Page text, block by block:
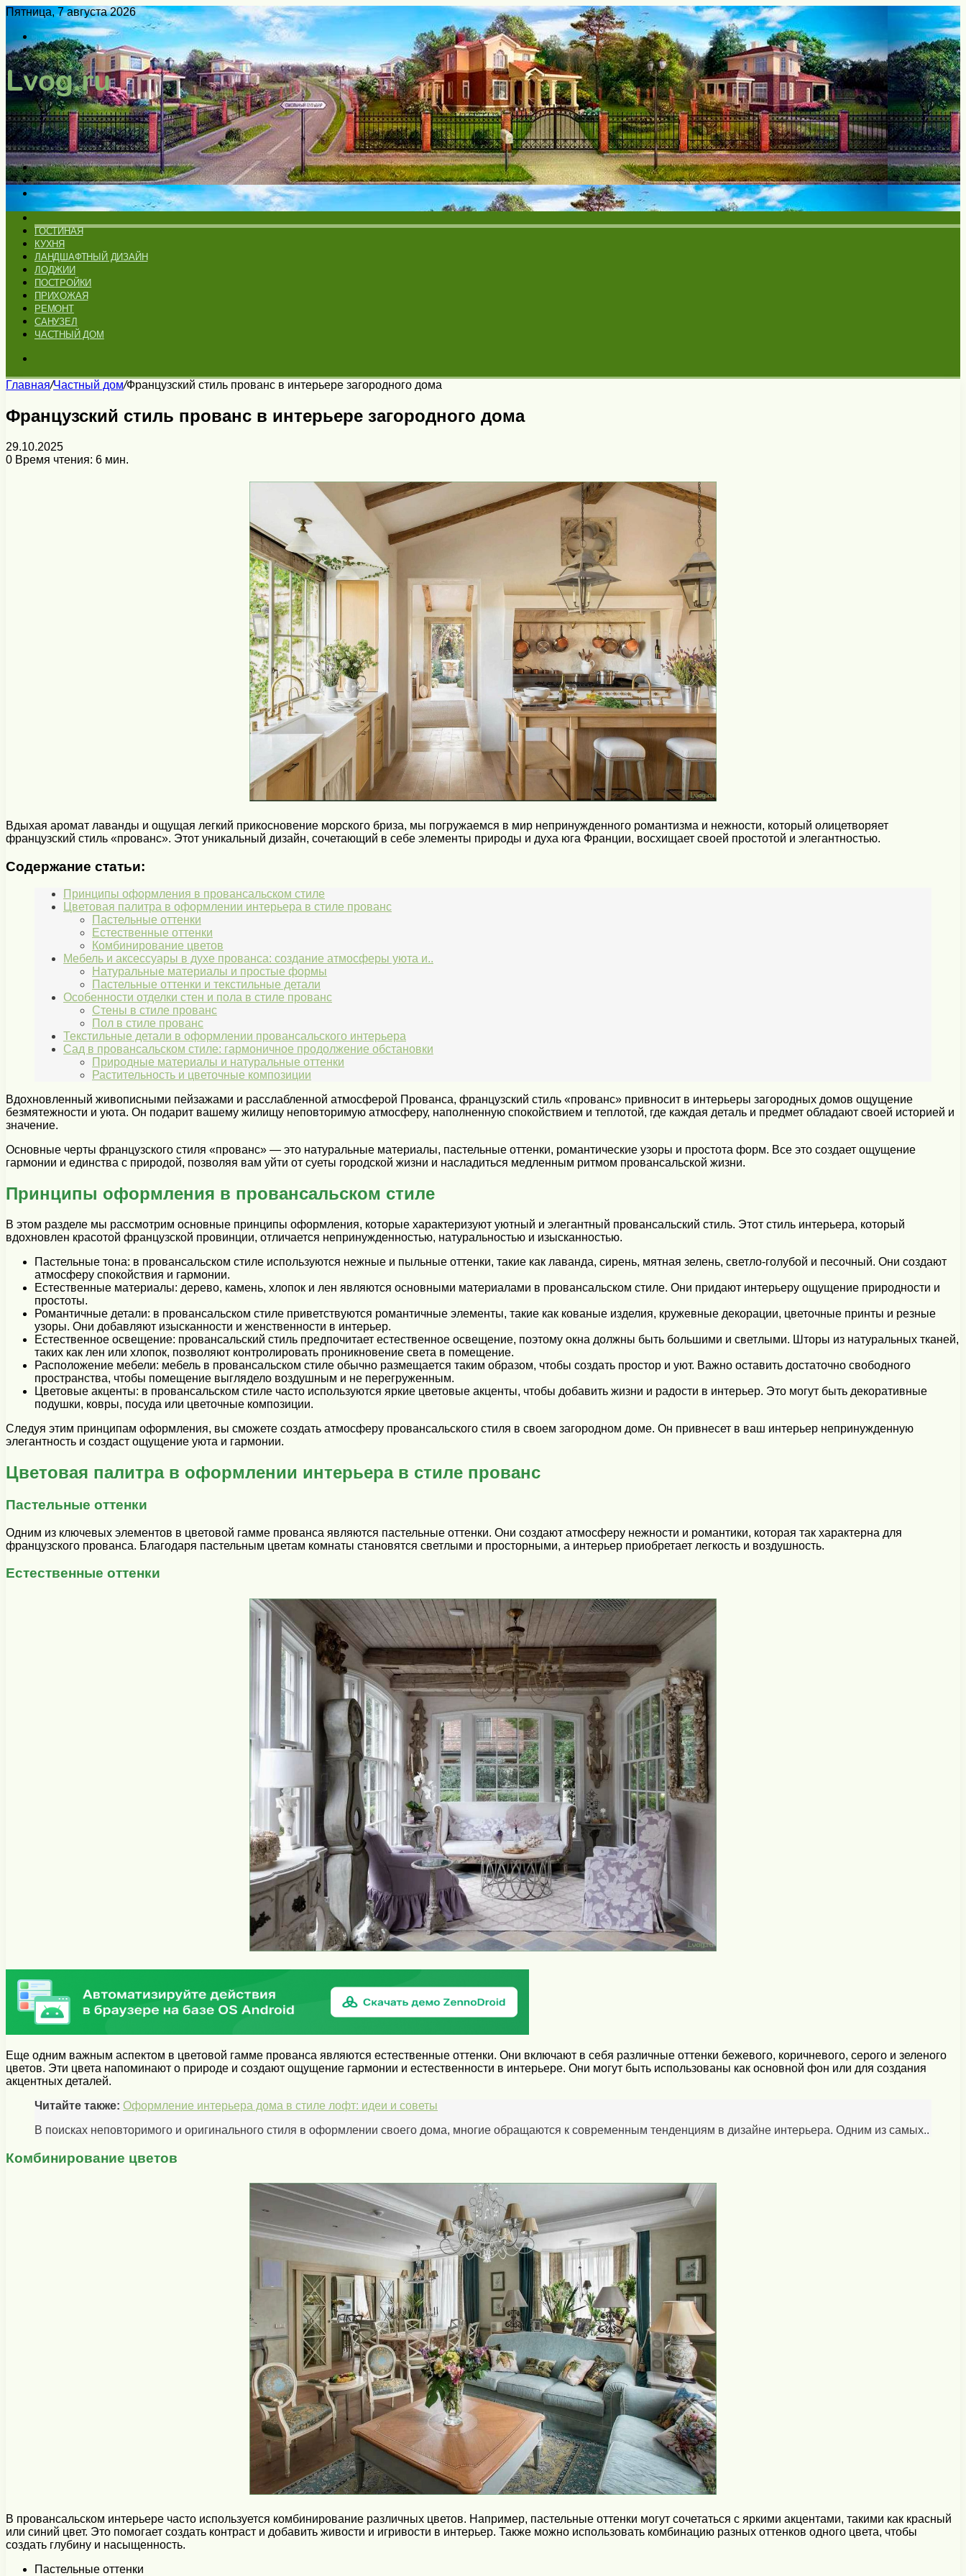
Пятница, 7 августа 2026
Войти
Switch
skin
Меню
Искать
Switch
skin
ГОСТИНАЯ
КУХНЯ
ЛАНДШАФТНЫЙ ДИЗАЙН
ЛОДЖИИ
ПОСТРОЙКИ
ПРИХОЖАЯ
РЕМОНТ
САНУЗЕЛ
ЧАСТНЫЙ ДОМ
Главная/Частный дом/Французский стиль прованс в интерьере загородного дома
Французский стиль прованс в интерьере загородного дома
29.10.2025
0 Время чтения: 6 мин.
Вдыхая аромат лаванды и ощущая легкий прикосновение морского бриза, мы погружаемся в мир непринужденного романтизма и нежности, который олицетворяет
французский стиль «прованс». Этот уникальный дизайн, сочетающий в себе элементы природы и духа юга Франции, восхищает своей простотой и элегантностью.
Содержание статьи:
Принципы оформления в провансальском стиле
Цветовая палитра в оформлении интерьера в стиле прованс
Пастельные оттенки
Естественные оттенки
Комбинирование цветов
Мебель и аксессуары в духе прованса: создание атмосферы уюта и..
Натуральные материалы и простые формы
Пастельные оттенки и текстильные детали
Особенности отделки стен и пола в стиле прованс
Стены в стиле прованс
Пол в стиле прованс
Текстильные детали в оформлении провансальского интерьера
Сад в провансальском стиле: гармоничное продолжение обстановки
Природные материалы и натуральные оттенки
Растительность и цветочные композиции
Вдохновленный живописными пейзажами и расслабленной атмосферой Прованса, французский стиль «прованс» привносит в интерьеры загородных домов ощущение
безмятежности и уюта. Он подарит вашему жилищу неповторимую атмосферу, наполненную спокойствием и теплотой, где каждая деталь и предмет обладают своей историей и
значение.
Основные черты французского стиля «прованс» — это натуральные материалы, пастельные оттенки, романтические узоры и простота форм. Все это создает ощущение
гармонии и единства с природой, позволяя вам уйти от суеты городской жизни и насладиться медленным ритмом провансальской жизни.
Принципы оформления в провансальском стиле
В этом разделе мы рассмотрим основные принципы оформления, которые характеризуют уютный и элегантный провансальский стиль. Этот стиль интерьера, который
вдохновлен красотой французской провинции, отличается непринужденностью, натуральностью и изысканностью.
Пастельные тона: в провансальском стиле используются нежные и пыльные оттенки, такие как лаванда, сирень, мятная зелень, светло-голубой и песочный. Они создают
атмосферу спокойствия и гармонии.
Естественные материалы: дерево, камень, хлопок и лен являются основными материалами в провансальском стиле. Они придают интерьеру ощущение природности и
простоты.
Романтичные детали: в провансальском стиле приветствуются романтичные элементы, такие как кованые изделия, кружевные декорации, цветочные принты и резные
узоры. Они добавляют изысканности и женственности в интерьер.
Естественное освещение: провансальский стиль предпочитает естественное освещение, поэтому окна должны быть большими и светлыми. Шторы из натуральных тканей,
таких как лен или хлопок, позволяют контролировать проникновение света в помещение.
Расположение мебели: мебель в провансальском стиле обычно размещается таким образом, чтобы создать простор и уют. Важно оставить достаточно свободного
пространства, чтобы помещение выглядело воздушным и не перегруженным.
Цветовые акценты: в провансальском стиле часто используются яркие цветовые акценты, чтобы добавить жизни и радости в интерьер. Это могут быть декоративные
подушки, ковры, посуда или цветочные композиции.
Следуя этим принципам оформления, вы сможете создать атмосферу провансальского стиля в своем загородном доме. Он привнесет в ваш интерьер непринужденную
элегантность и создаст ощущение уюта и гармонии.
Цветовая палитра в оформлении интерьера в стиле прованс
Пастельные оттенки
Одним из ключевых элементов в цветовой гамме прованса являются пастельные оттенки. Они создают атмосферу нежности и романтики, которая так характерна для
французского прованса. Благодаря пастельным цветам комнаты становятся светлыми и просторными, а интерьер приобретает легкость и воздушность.
Естественные оттенки
Еще одним важным аспектом в цветовой гамме прованса являются естественные оттенки. Они включают в себя различные оттенки бежевого, коричневого, серого и зеленого
цветов. Эти цвета напоминают о природе и создают ощущение гармонии и естественности в интерьере. Они могут быть использованы как основной фон или для создания
акцентных деталей.
Читайте также: Оформление интерьера дома в стиле лофт: идеи и советы
В поисках неповторимого и оригинального стиля в оформлении своего дома, многие обращаются к современным тенденциям в дизайне интерьера. Одним из самых..
Комбинирование цветов
В провансальском интерьере часто используется комбинирование различных цветов. Например, пастельные оттенки могут сочетаться с яркими акцентами, такими как красный
или синий цвет. Это помогает создать контраст и добавить живости и игривости в интерьер. Также можно использовать комбинацию разных оттенков одного цвета, чтобы
создать глубину и насыщенность.
Пастельные оттенки